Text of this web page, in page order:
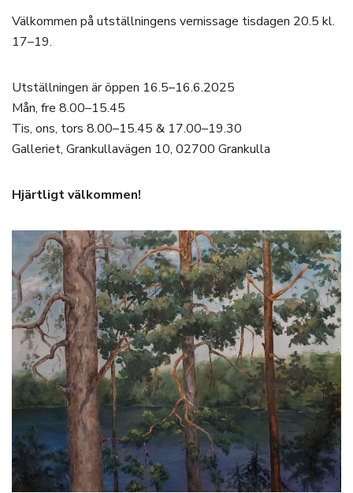
Välkommen på utställningens vernissage tisdagen 20.5 kl.
17–19.
Utställningen är öppen 16.5–16.6.2025
Mån, fre 8.00–15.45
Tis, ons, tors 8.00–15.45 & 17.00–19.30
Galleriet, Grankullavägen 10, 02700 Grankulla
Hjärtligt välkommen!